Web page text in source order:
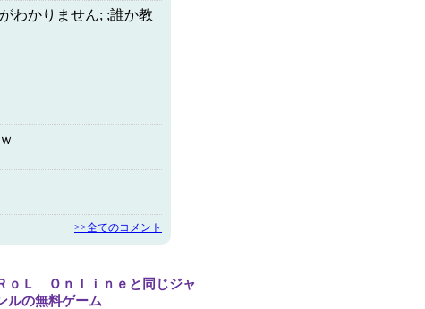
わかりません; ;誰か教
>>全てのコメント
ＲｏＬ Ｏｎｌｉｎｅと同じジャ
ルの無料ゲーム